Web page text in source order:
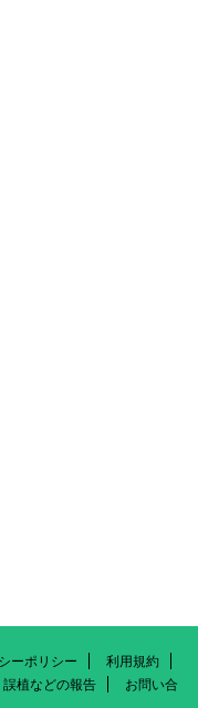
ーポリシー
利用規約
誤植などの報告
お問い合